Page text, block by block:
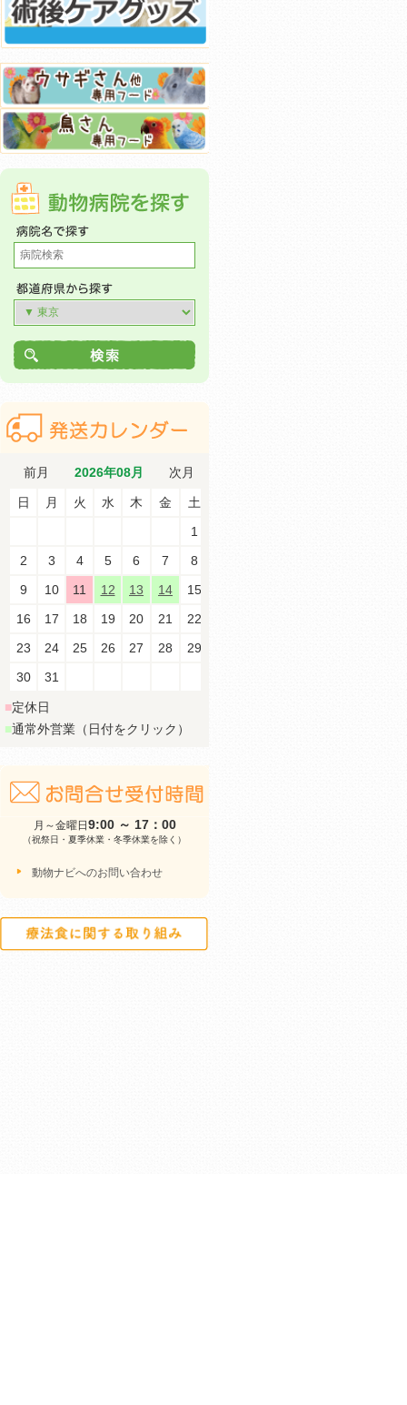
前月 次月
2026年08月
日 月 火 水 木 金
土
1
2
3 4 5 6 7
8
9
10 11 12 13 14
15
16
17 18 19 20 21
22
23
24 25 26 27 28
29
30
31
■定休日
■通常外営業（日付をクリック）
月～金曜日 9:00 ～ 17：00
（祝祭日・夏季休業・冬季休業を除く）
動物ナビへのお問い合わせ